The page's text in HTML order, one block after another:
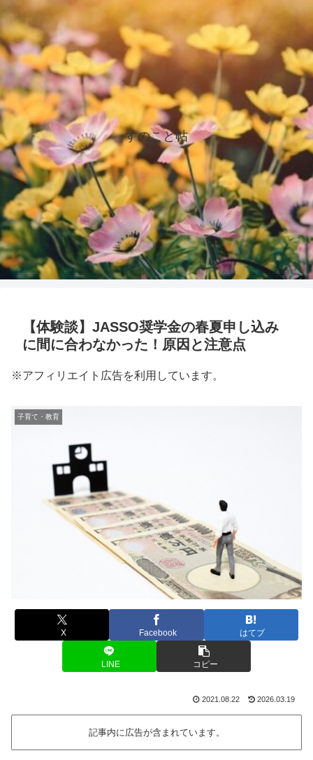
すのこと帖
【体験談】JASSO奨学金の春夏申し込み
に間に合わなかった！原因と注意点
※アフィリエイト広告を利用しています。
子育て・教育
X Facebook はてブ
LINE コピー
2021.08.22 2026.03.19
記事内に広告が含まれています。